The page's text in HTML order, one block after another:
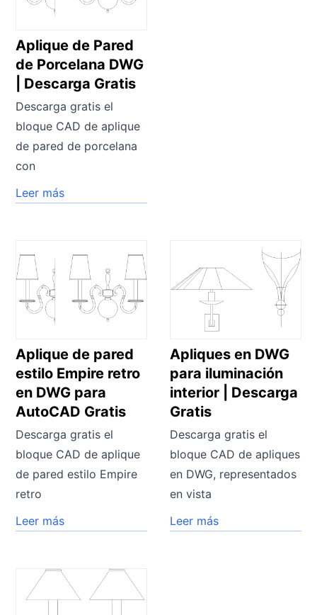
Aplique de Pared
de Porcelana DWG
| Descarga Gratis
Descarga gratis el
bloque CAD de aplique
de pared de porcelana
con
Leer más
Aplique de pared
estilo Empire retro
en DWG para
AutoCAD Gratis
Descarga gratis el
bloque CAD de aplique
de pared estilo Empire
retro
Leer más
Apliques en DWG
para iluminación
interior | Descarga
Gratis
Descarga gratis el
bloque CAD de apliques
en DWG, representados
en vista
Leer más